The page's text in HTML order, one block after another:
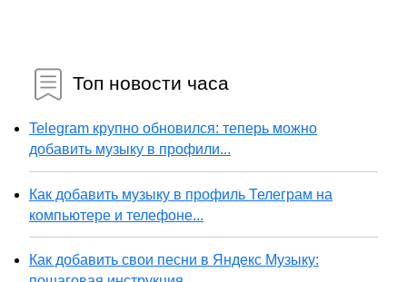
Топ новости часа
Telegram крупно обновился: теперь можно
добавить музыку в профили...
Как добавить музыку в профиль Телеграм на
компьютере и телефоне...
Как добавить свои песни в Яндекс Музыку: